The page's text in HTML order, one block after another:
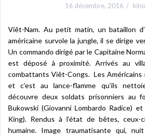
16 décembre, 2016
Viêt-Nam. Au petit matin, un bataillon
américaine survole la jungle, il se dirige
Un commando dirigé par le Capitaine
est déposé à proximité. Arrivés au
combattants Viêt-Congs. Les
et c’est au lance-flamme qu’ils
découvre deux soldats prisonniers au
Bukowski (Giovanni Lombardo Radice)
King). Rendus à l’état de bêtes,
humaine. Image traumatisante qui,